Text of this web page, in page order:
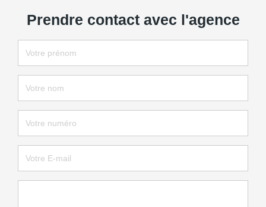
Prendre contact avec l'agence